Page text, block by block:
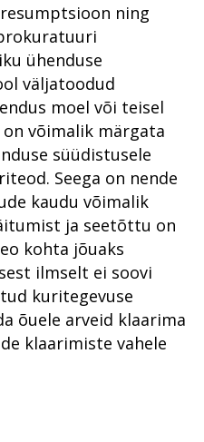
ning
ühenduse
väljatoodud
moel või teisel
võimalik märgata
süüdistusele
Seega on nende
kaudu võimalik
ja seetõttu on
kohta jõuaks
ilmselt ei soovi
kuritegevuse
õuele arveid klaarima
klaarimiste vahele